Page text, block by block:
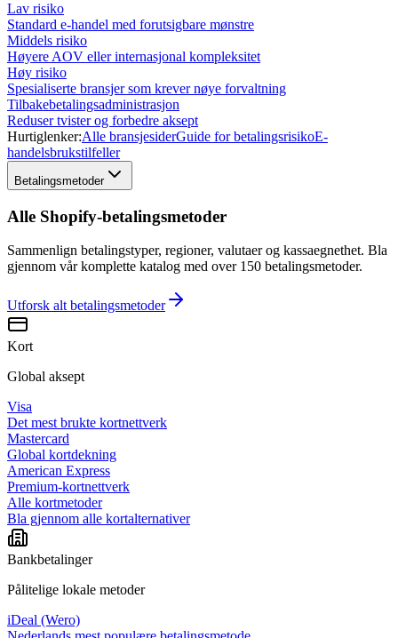
Lav risiko
Standard e-handel med forutsigbare mønstre
Middels risiko
Høyere AOV eller internasjonal kompleksitet
Høy risiko
Spesialiserte bransjer som krever nøye forvaltning
Tilbakebetalingsadministrasjon
Reduser tvister og forbedre aksept
Hurtiglenker:Alle bransjesiderGuide for betalingsrisikoE-
handelsbrukstilfeller
Betalingsmetoder
Alle Shopify-betalingsmetoder
Sammenlign betalingstyper, regioner, valutaer og kassaegnethet. Bla
gjennom vår komplette katalog med over 150 betalingsmetoder.
Utforsk alt betalingsmetoder
Kort
Global aksept
Visa
Det mest brukte kortnettverk
Mastercard
Global kortdekning
American Express
Premium-kortnettverk
Alle kortmetoder
Bla gjennom alle kortalternativer
Bankbetalinger
Pålitelige lokale metoder
iDeal (Wero)